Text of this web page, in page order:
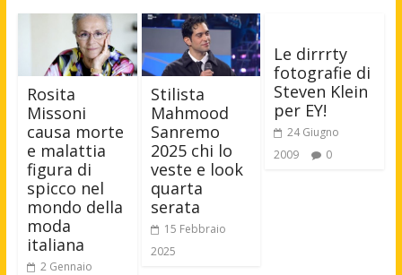
Rosita
Missoni
causa morte
e malattia
figura di
spicco nel
mondo della
moda
italiana
2 Gennaio
Stilista
Mahmood
Sanremo
2025 chi lo
veste e look
quarta
serata
15 Febbraio
2025
Le dirrrty
fotografie di
Steven Klein
per EY!
24 Giugno
2009
0